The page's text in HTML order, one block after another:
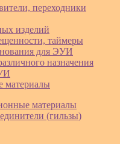
переходники
изделий
таймеры
для ЭУИ
назначения
материалы
материалы
(гильзы)